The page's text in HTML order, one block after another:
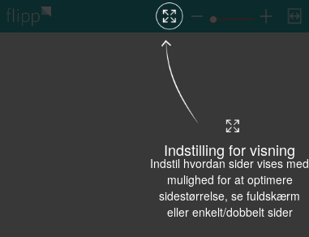
Indstilling for visning
Indstil hvordan sider vises med
mulighed for at optimere
sidestørrelse, se fuldskærm
eller enkelt/dobbelt sider